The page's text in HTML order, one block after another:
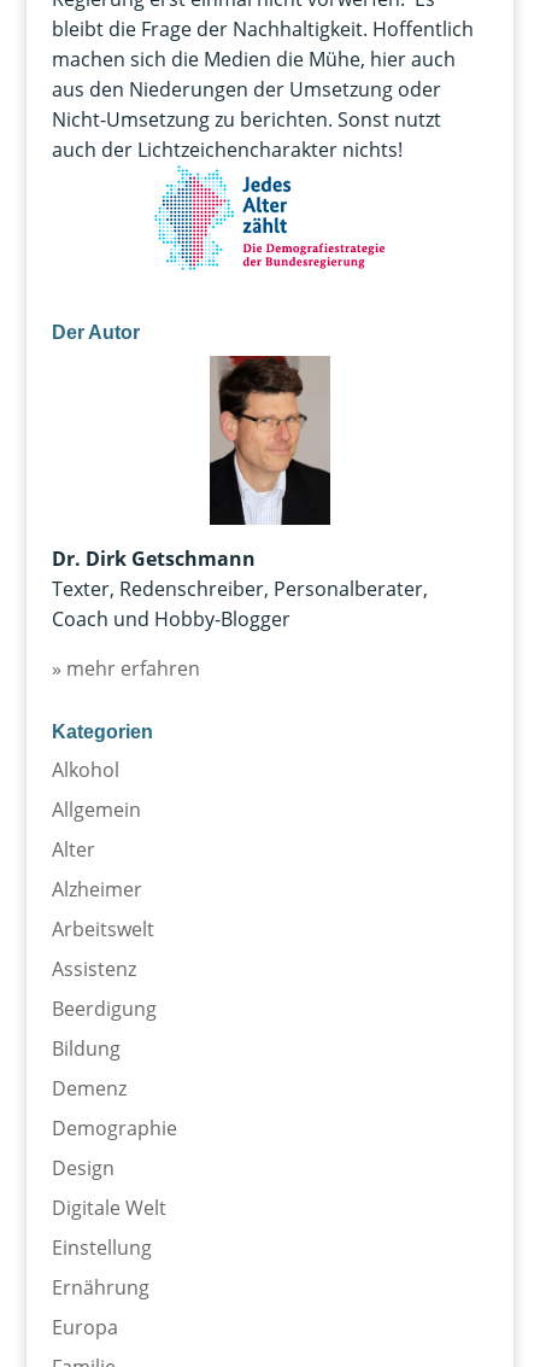
bleibt die Frage der Nachhaltigkeit. Hoffentlich
machen sich die Medien die Mühe, hier auch
aus den Niederungen der Umsetzung oder
Nicht-Umsetzung zu berichten. Sonst nutzt
auch der Lichtzeichencharakter nichts!
Der Autor
Dr. Dirk Getschmann
Texter, Redenschreiber, Personalberater,
Coach und Hobby-Blogger
» mehr erfahren
Kategorien
Alkohol
Allgemein
Alter
Alzheimer
Arbeitswelt
Assistenz
Beerdigung
Bildung
Demenz
Demographie
Design
Digitale Welt
Einstellung
Ernährung
Europa